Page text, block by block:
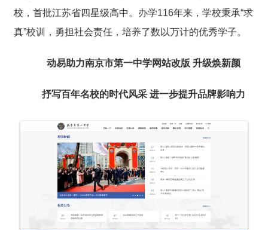
校，首批江苏省四星级高中。办学116年来，学校秉承“求
真”校训，勇担社会责任，培养了数以万计的优秀学子。
动易助力南京市第一中学网站改版 升级焕新颜
抒写百年名校的时代风采 进一步提升品牌影响力